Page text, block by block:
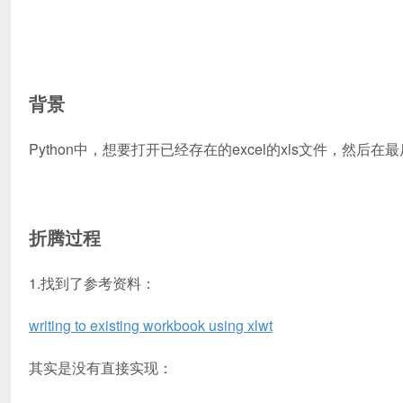
背景
Python中，想要打开已经存在的excel的xls文件，然后在最
折腾过程
1.找到了参考资料：
writing to existing workbook using xlwt
其实是没有直接实现：